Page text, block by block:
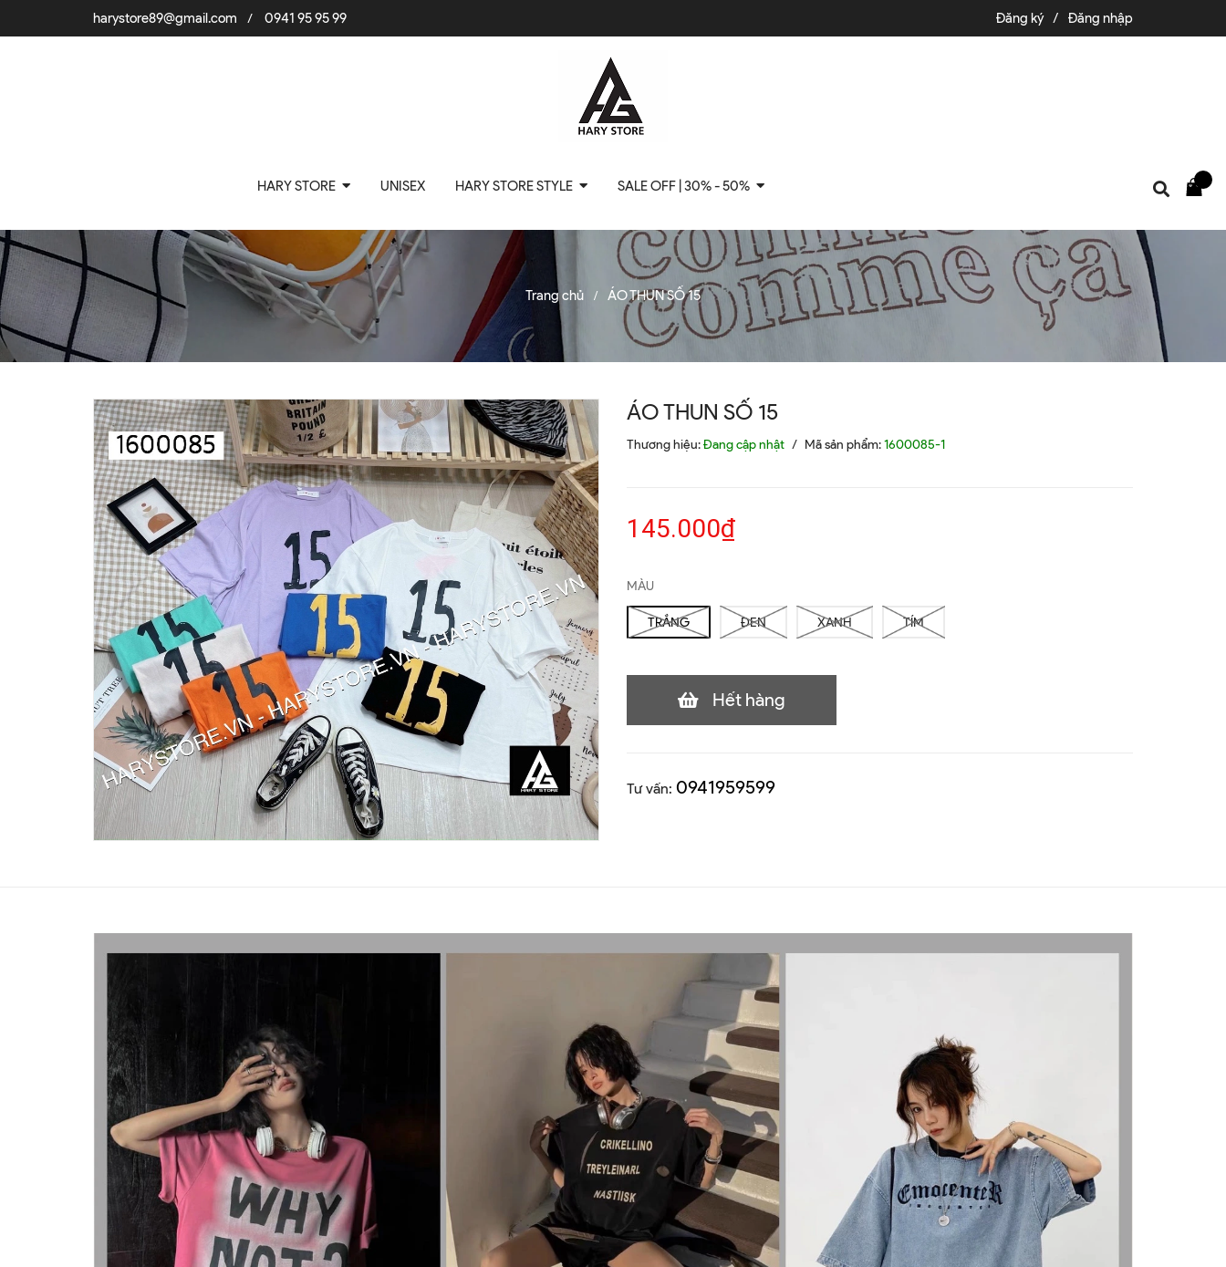
harystore89@gmail.com / 0941 95 95 99 Đăng ký / Đăng nhập
HARY STORE UNISEX HARY STORE STYLE SALE OFF | 30% - 50%
Trang chủ / ÁO THUN SỐ 15
ÁO THUN SỐ 15
Thương hiệu:Đang cập nhật / Mã sản phẩm:1600085-1
145.000₫
MÀU
TRẮNG ĐEN XANH TÍM
Hết hàng
Tư vấn: 0941959599